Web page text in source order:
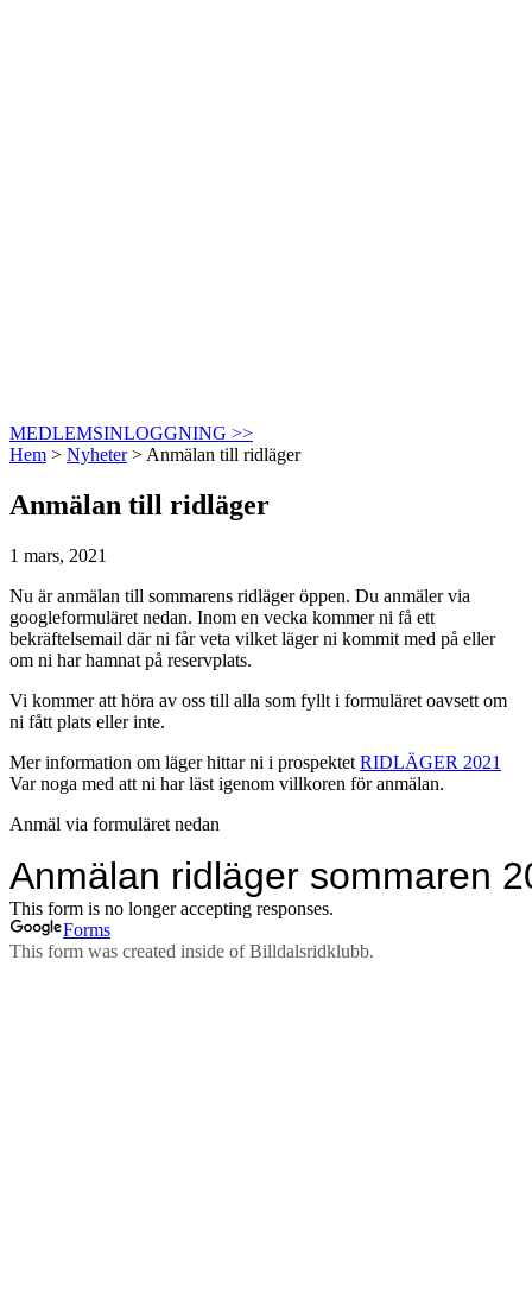
MEDLEMSINLOGGNING >>
Hem > Nyheter> Anmälan till ridläger
Anmälan till ridläger
1 mars, 2021
Nu är anmälan till sommarens ridläger öppen. Du anmäler via
googleformuläret nedan. Inom en vecka kommer ni få ett
bekräftelsemail där ni får veta vilket läger ni kommit med på eller
om ni har hamnat på reservplats.
Vi kommer att höra av oss till alla som fyllt i formuläret oavsett om
ni fått plats eller inte.
Mer information om läger hittar ni i prospektet RIDLÄGER 2021
Var noga med att ni har läst igenom villkoren för anmälan.
Anmäl via formuläret nedan